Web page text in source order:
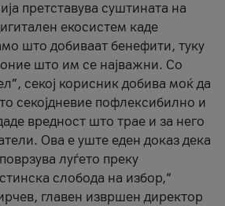
претставува суштината на
екосистем каде
што добиваат бенефити, туку
оние што им се најважни. Со
секој корисник добива моќ да
секојдневие пофлексибилно и
вредност што трае и за него
Ова е уште еден доказ дека
луѓето преку
слобода на избор,“
главен извршен директор